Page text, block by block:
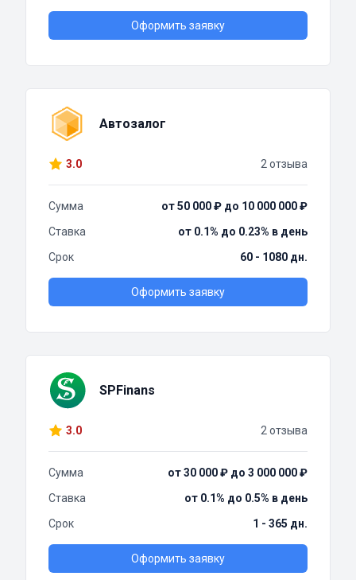
Оформить заявку
Автозалог
3.0 2 отзыва
Сумма
от 50 000 ₽ до 10 000 000 ₽
Ставка
от 0.1% до 0.23% в день
Срок
60 - 1080 дн.
Оформить заявку
SPFinans
3.0 2 отзыва
Сумма
от 30 000 ₽ до 3 000 000 ₽
Ставка
от 0.1% до 0.5% в день
Срок
1 - 365 дн.
Оформить заявку